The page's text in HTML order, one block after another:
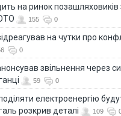
на ринок
155 0
на чутки про
0
звільнення через
59 0
електроенергію
розкрив деталі
109